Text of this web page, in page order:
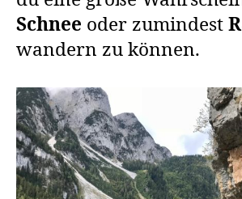
Schnee oder zumindest
wandern zu können.